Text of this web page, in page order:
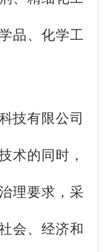
品、化学工
有限公司
术的同时，
理要求，采
会、经济和